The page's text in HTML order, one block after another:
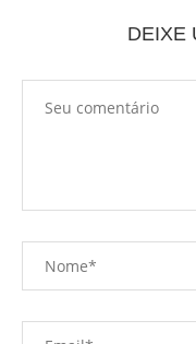
DEIXE